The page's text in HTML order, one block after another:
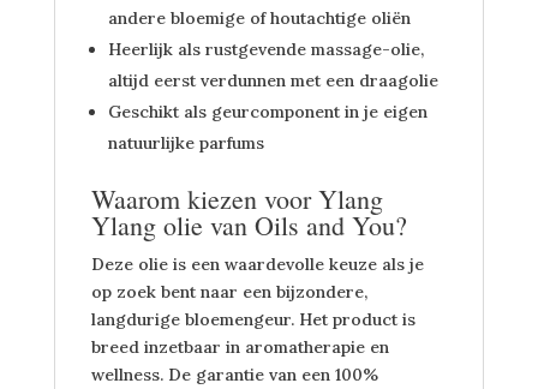
andere bloemige of houtachtige oliën
Heerlijk als rustgevende massage-olie,
altijd eerst verdunnen met een draagolie
Geschikt als geurcomponent in je eigen
natuurlijke parfums
Waarom kiezen voor Ylang
Ylang olie van Oils and You?
Deze olie is een waardevolle keuze als je
op zoek bent naar een bijzondere,
langdurige bloemengeur. Het product is
breed inzetbaar in aromatherapie en
wellness. De garantie van een 100%